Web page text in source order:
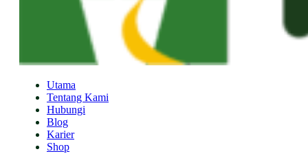
Utama
Tentang Kami
Hubungi
Blog
Karier
Shop